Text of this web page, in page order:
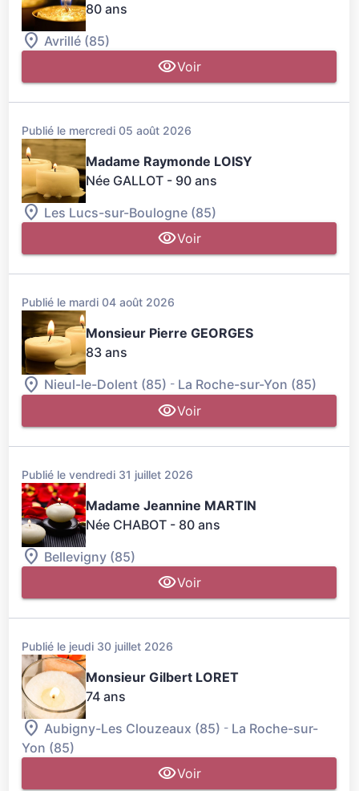
80 ans
Avrillé (85)
Voir
Publié le mercredi 05 août 2026
Madame Raymonde LOISY
Née GALLOT - 90 ans
Les Lucs-sur-Boulogne (85)
Voir
Publié le mardi 04 août 2026
Monsieur Pierre GEORGES
83 ans
Nieul-le-Dolent (85) - La Roche-sur-Yon (85)
Voir
Publié le vendredi 31 juillet 2026
Madame Jeannine MARTIN
Née CHABOT - 80 ans
Bellevigny (85)
Voir
Publié le jeudi 30 juillet 2026
Monsieur Gilbert LORET
74 ans
Aubigny-Les Clouzeaux (85) - La Roche-sur-
Yon (85)
Voir